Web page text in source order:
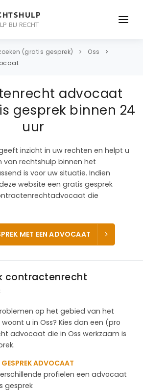
BIJ RECHT
(gratis gesprek)
Oss
advocaat
gesprek binnen 24
uur
inzicht in uw rechten en helpt u
van rechtshulp binnen het
is voor uw situatie. Indien
website een gratis gesprek
die
MET EEN ADVOCAAT
contractenrecht
op het gebied van het
u in Oss? Kies dan een (pro
advocaat die in Oss werkzaam is
ADVOCAAT
profielen een advocaat
gesprek